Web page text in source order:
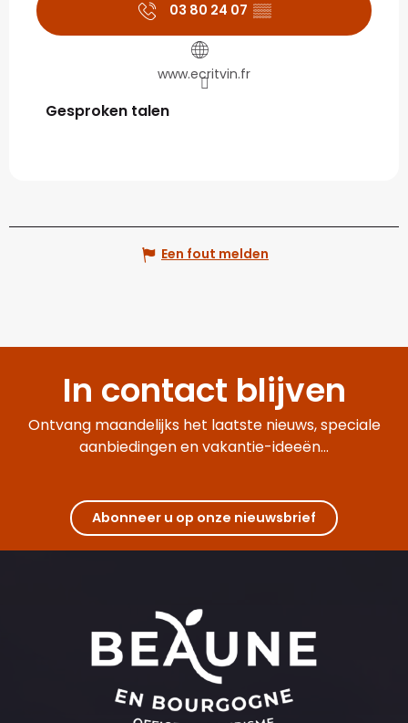
03 80 24 07 ▒▒
www.ecritvin.fr
Gesproken talen
Gesproken talen
Een fout melden
In contact blijven
Ontvang maandelijks het laatste nieuws, speciale
aanbiedingen en vakantie-ideeën...
Abonneer u op onze nieuwsbrief